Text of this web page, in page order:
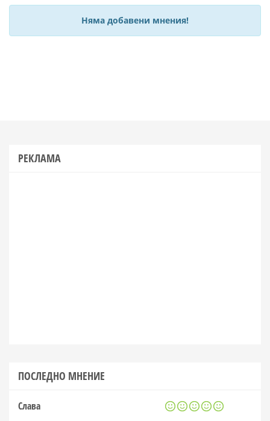
Няма добавени мнения!
РЕКЛАМА
ПОСЛЕДНО МНЕНИЕ
Слава